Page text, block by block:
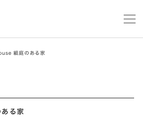
メ
細庭のある家
る家